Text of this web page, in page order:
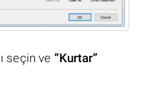
seçin ve “Kurtar”